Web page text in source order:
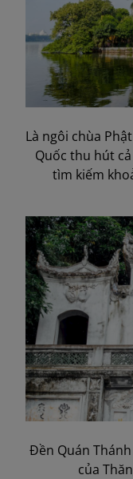
Là ngôi chùa
Quốc thu hút
tìm kiếm
Đền Quán
của